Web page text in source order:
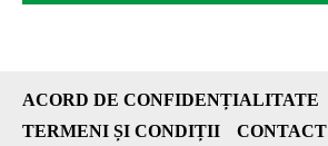
ACORD DE CONFIDENȚIALITATE
TERMENI ȘI CONDIȚII
CONTACT